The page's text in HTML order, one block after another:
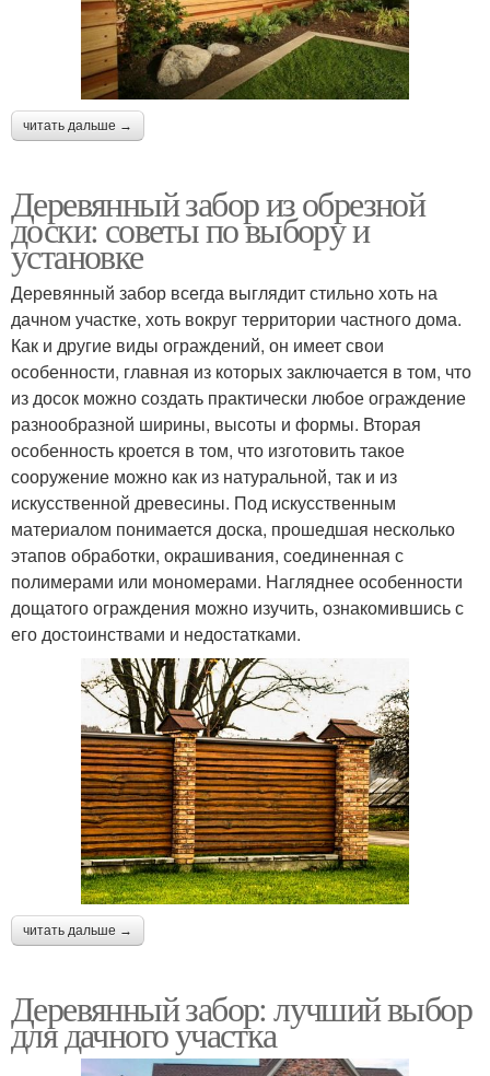
читать дальше →
Деревянный забор из обрезной
доски: советы по выбору и
установке
Деревянный забор всегда выглядит стильно хоть на
дачном участке, хоть вокруг территории частного дома.
Как и другие виды ограждений, он имеет свои
особенности, главная из которых заключается в том, что
из досок можно создать практически любое ограждение
разнообразной ширины, высоты и формы. Вторая
особенность кроется в том, что изготовить такое
сооружение можно как из натуральной, так и из
искусственной древесины. Под искусственным
материалом понимается доска, прошедшая несколько
этапов обработки, окрашивания, соединенная с
полимерами или мономерами. Нагляднее особенности
дощатого ограждения можно изучить, ознакомившись с
его достоинствами и недостатками.
читать дальше →
Деревянный забор: лучший выбор
для дачного участка